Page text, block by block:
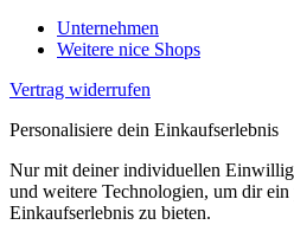
Unternehmen
Weitere nice Shops
Vertrag widerrufen
Personalisiere dein Einkaufserlebnis
Nur mit deiner individuellen
und weitere Technologien, um dir ein
Einkaufserlebnis zu bieten.